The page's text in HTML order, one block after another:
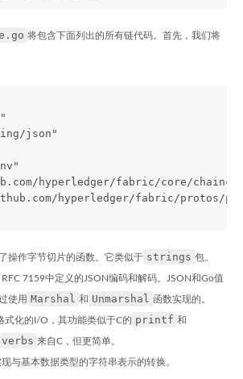
将包含下面列出的所有链代码。首先，我们将
json"
hyperledger/fabric/core/
hyperledger/fabric/protos/
操作字节切片的函数。它类似于 strings 包。
7159中定义的JSON编码和解码。JSON和Go值
使用 Marshal 和 Unmarshal 函数实现的。
式化的I/O，其功能类似于C的 printf 和
verbs 来自C，但更简单。
与基本数据类型的字符串表示的转换。